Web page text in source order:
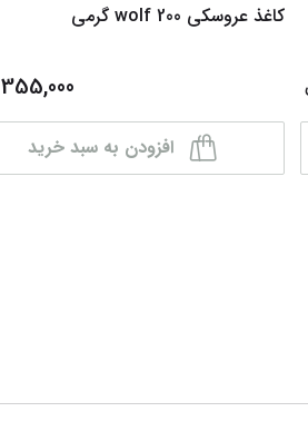
کاغذ عروسکی wolf 200 گرمی
355,000
افزودن به سبد خرید